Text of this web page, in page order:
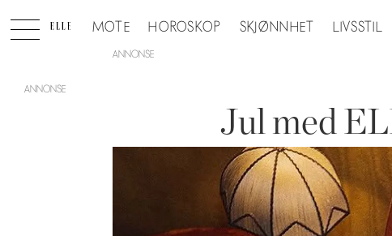
MOTE HOROSKOP SKJØNNHET LIVSSTIL
ANNONSE
Jul med